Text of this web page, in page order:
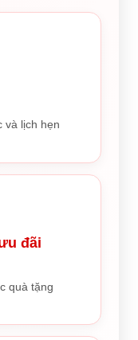
và lịch hẹn
đãi
quà tặng